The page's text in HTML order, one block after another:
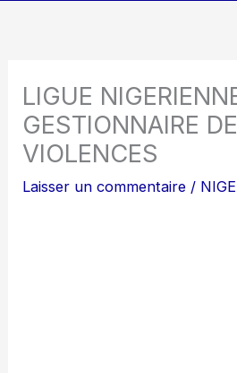
LIGUE
GESTIONNAIRE
VIOLENCES
Laisser un commentaire /